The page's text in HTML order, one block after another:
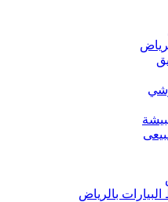
بالرياض